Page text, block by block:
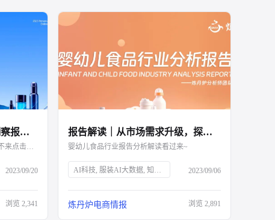
《2023个护市场线上数据洞察报告》
2023个护市场线索数据洞察来啦~还不来点击查看嘛
2023/09/20
浏览 2,341
报告解读｜从市场需求升级，探索婴幼儿食品赛道新增量
婴幼儿食品行业报告分析解读看过来~
AI科技, 服装AI大数据, 知衣科技, 母婴市场, 婴幼儿食品, 育儿趋势, 二三胎政策, 效率育儿, 婴幼儿营养品, 特殊配方奶粉, 乳铁蛋白, 雀巢, 超启能恩, 水解蛋白, 市场分析, 消费升级 2023/09/06
炼丹炉电商情报 浏览 2,891